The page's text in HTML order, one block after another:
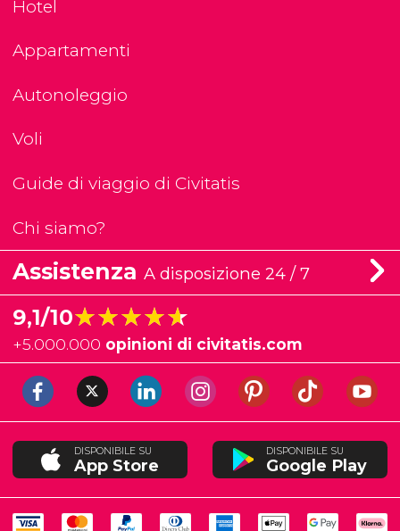
Hotel
Appartamenti
Autonoleggio
Voli
Guide di viaggio di Civitatis
Chi siamo?
Assistenza A disposizione 24 / 7
9,1/10★★★★★
★★★★★
+5.000.000 opinioni di civitatis.com
DISPONIBILE SU
App Store
DISPONIBILE SU
Google Play